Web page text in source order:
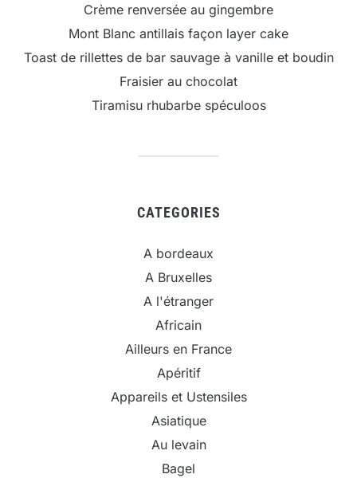
Crème renversée au gingembre
Mont Blanc antillais façon layer cake
Toast de rillettes de bar sauvage à vanille et boudin
Fraisier au chocolat
Tiramisu rhubarbe spéculoos
CATEGORIES
A bordeaux
A Bruxelles
A l'étranger
Africain
Ailleurs en France
Apéritif
Appareils et Ustensiles
Asiatique
Au levain
Bagel